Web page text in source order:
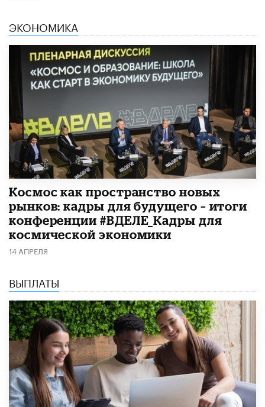
ЭКОНОМИКА
Космос как пространство новых
рынков: кадры для будущего – итоги
конференции #ВДЕЛЕ_Кадры для
космической экономики
14 АПРЕЛЯ
ВЫПЛАТЫ